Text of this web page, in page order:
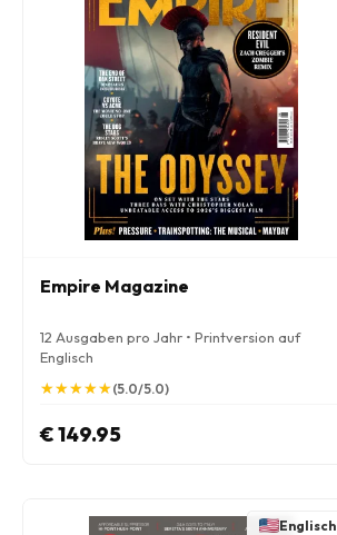
Empire Magazine
12 Ausgaben pro Jahr • Printversion auf
Englisch
★
★★
★★
★★
★★
★(5.0/5.0)
€ 149.95
Englisch